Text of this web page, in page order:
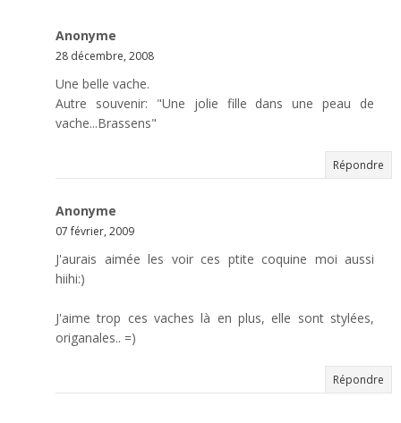
Anonyme
28 décembre, 2008
Une belle vache.
Autre souvenir: "Une jolie fille dans une peau de
vache...Brassens"
Répondre
Anonyme
07 février, 2009
J'aurais aimée les voir ces ptite coquine moi aussi
hiihi:)
J'aime trop ces vaches là en plus, elle sont stylées,
origanales.. =)
Répondre